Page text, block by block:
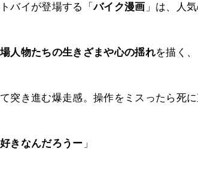
バイが登場する「バイク漫画 」は、人
人物たちの生きざまや心の揺れを描く
突き進む爆走感。操作をミスったら死
きなんだろうー 」